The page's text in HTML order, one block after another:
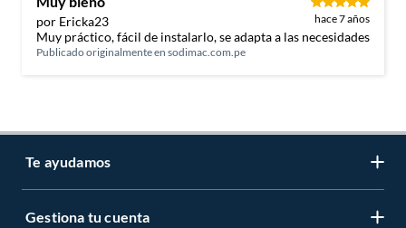
por Ericka23 hace 7 años
Muy práctico, fácil de instalarlo, se adapta a las necesidades
Publicado originalmente en sodimac.com.pe
Te ayudamos
LIbro de reclamaciones
Gestiona tu cuenta